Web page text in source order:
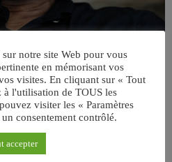
notre site Web pour vous
en mémorisant vos
visites. En cliquant sur « Tout
à l'utilisation de TOUS les
visiter les « Paramètres
consentement contrôlé.
accepter